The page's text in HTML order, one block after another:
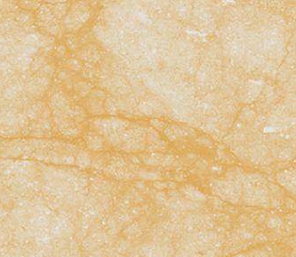
Produktfotoredigering Redigering av smykkefoto